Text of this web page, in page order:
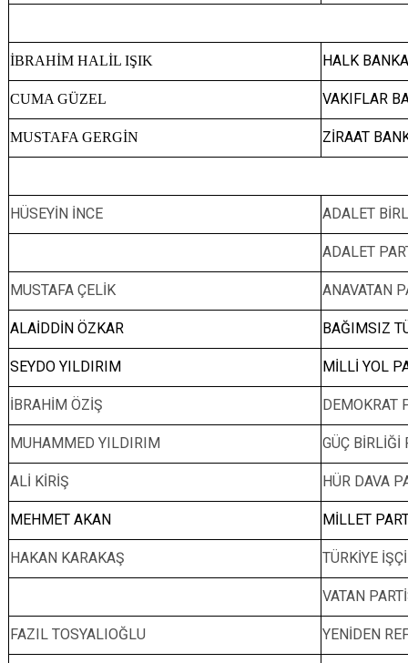
İBRAHİM HALİL IŞIK HALK
CUMA GÜZEL VAKIFLAR
MUSTAFA GERGİN ZİRAAT
HÜSEYİN İNCE ADALET
ADALET
MUSTAFA ÇELİK ANAVATAN
ALAİDDİN ÖZKAR BAĞIMSIZ
SEYDO YILDIRIM MİLLİ YOL
İBRAHİM ÖZİŞ DEMOKRAT
MUHAMMED YILDIRIM GÜÇ BİRLİĞİ
ALİ KİRİŞ HÜR DAVA
MEHMET AKAN MİLLET
HAKAN KARAKAŞ TÜRKİYE
VATAN
FAZIL TOSYALIOĞLU YENİDEN